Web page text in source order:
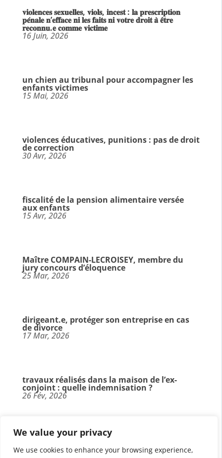
We value your privacy
We use cookies to enhance your browsing experience,
𝐯𝐢𝐨𝐥𝐞𝐧𝐜𝐞𝐬 𝐬𝐞𝐱𝐮𝐞𝐥𝐥𝐞𝐬, 𝐯𝐢𝐨𝐥𝐬, 𝐢𝐧𝐜𝐞𝐬𝐭 : 𝐥𝐚 𝐩𝐫𝐞𝐬𝐜𝐫𝐢𝐩𝐭𝐢𝐨𝐧
𝐩𝐞́𝐧𝐚𝐥𝐞 𝐧’𝐞𝐟𝐟𝐚𝐜𝐞 𝐧𝐢 𝐥𝐞𝐬 𝐟𝐚𝐢𝐭𝐬 𝐧𝐢 𝐯𝐨𝐭𝐫𝐞 𝐝𝐫𝐨𝐢𝐭 𝐚̀ 𝐞̂𝐭𝐫𝐞
𝐫𝐞𝐜𝐨𝐧𝐧𝐮.𝐞 𝐜𝐨𝐦𝐦𝐞 𝐯𝐢𝐜𝐭𝐢𝐦𝐞
16 Juin, 2026
un chien au tribunal pour accompagner les
enfants victimes
15 Mai, 2026
violences éducatives, punitions : pas de droit
de correction
30 Avr, 2026
fiscalité de la pension alimentaire versée
aux enfants
15 Avr, 2026
Maître COMPAIN-LECROISEY, membre du
jury concours d’éloquence
25 Mar, 2026
dirigeant.e, protéger son entreprise en cas
de divorce
17 Mar, 2026
travaux réalisés dans la maison de l’ex-
conjoint : quelle indemnisation ?
26 Fév, 2026
parents séparés, à quel âge votre enfant
peut-il être entendu par un juge?
13 Fév, 2026